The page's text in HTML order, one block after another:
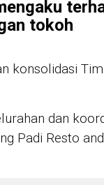
tokoh
konsolidasi Tim
dan
Padi Resto and